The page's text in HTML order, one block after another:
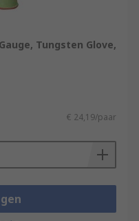
Tungsten Glove,
€ 24,19/paar